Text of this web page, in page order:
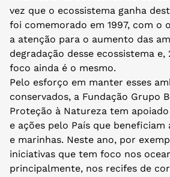
vez que o ecossistema ganha
foi comemorado em 1997, com o
a atenção para o aumento das
degradação desse ecossistema e,
foco ainda é o mesmo.
Pelo esforço em manter esses
conservados, a Fundação Grupo
Proteção à Natureza tem
e ações pelo País que beneficiam
e marinhas. Neste ano, por
iniciativas que tem foco nos
principalmente, nos recifes de